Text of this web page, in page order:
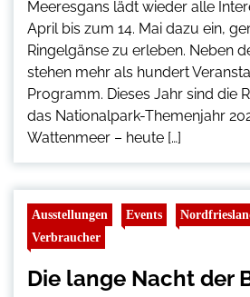
Meeresgans lädt wieder alle
April bis zum 14. Mai dazu ein,
Ringelgänse zu erleben. Neben
stehen mehr als hundert
Programm. Dieses Jahr sind die
das Nationalpark-Themenjahr
Wattenmeer – heute […]
Ausstellungen Events
Verbraucher
Die lange Nacht der